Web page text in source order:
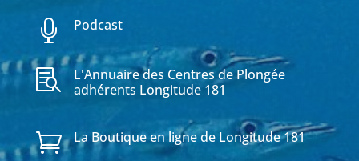
 Podcast

L'Annuaire des Centres de Plongée
adhérents Longitude 181
 La Boutique en ligne de Longitude 181